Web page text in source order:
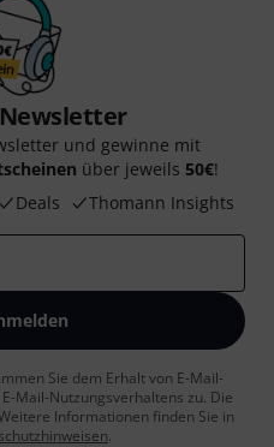
und gewinne mit
über jeweils 50€!
Deals Thomann Insights
Sie dem Erhalt von E-Mail-
Mail-Nutzungsverhaltens zu. Die
Informationen finden Sie in
.